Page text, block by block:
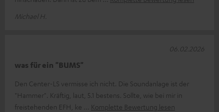
Michael H.
was für ein "BUMS"
Den Center-LS vermisse ich nicht. Die Soundanlage ist der
"Hammer". Kräftig, laut, 5.1 bestens. Sollte, wie bei mir in
freistehenden EFH, ke
Komplette Bewertung lesen
06.02.2026